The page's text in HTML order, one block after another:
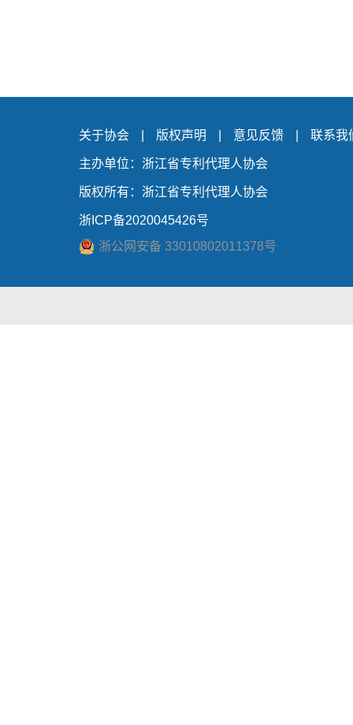
关于协会 版权声明 意见反馈 联系我
主办单位：浙江省专利代理人协会
版权所有：浙江省专利代理人协会
浙ICP备2020045426号
浙公网安备 33010802011378号